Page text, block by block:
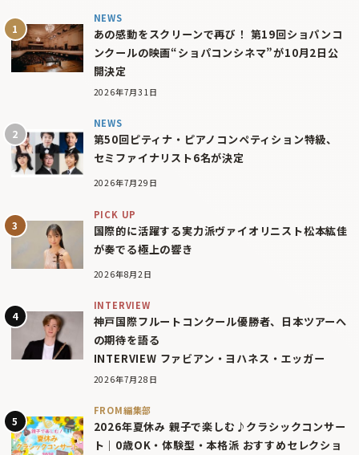
NEWS
あの感動をスクリーンで再び！ 第19回ショパンコ
ンクールの映画“ショパコンシネマ”が10月2日公
開決定
2026年7月31日
NEWS
第50回ピティナ・ピアノコンペティション特級、
セミファイナリスト6名が決定
2026年7月29日
PICK UP
国際的に活躍する実力派ヴァイオリニスト松本紘佳
が奏でる極上の響き
2026年8月2日
INTERVIEW
神戸国際フルートコンクール優勝者、日本ツアーへ
の期待を語る
INTERVIEW ファビアン・ヨハネス・エッガー
2026年7月28日
FROM編集部
2026年夏休み 親子で楽しむ♪クラシックコンサー
ト｜0歳OK・体験型・本格派 おすすめセレクショ